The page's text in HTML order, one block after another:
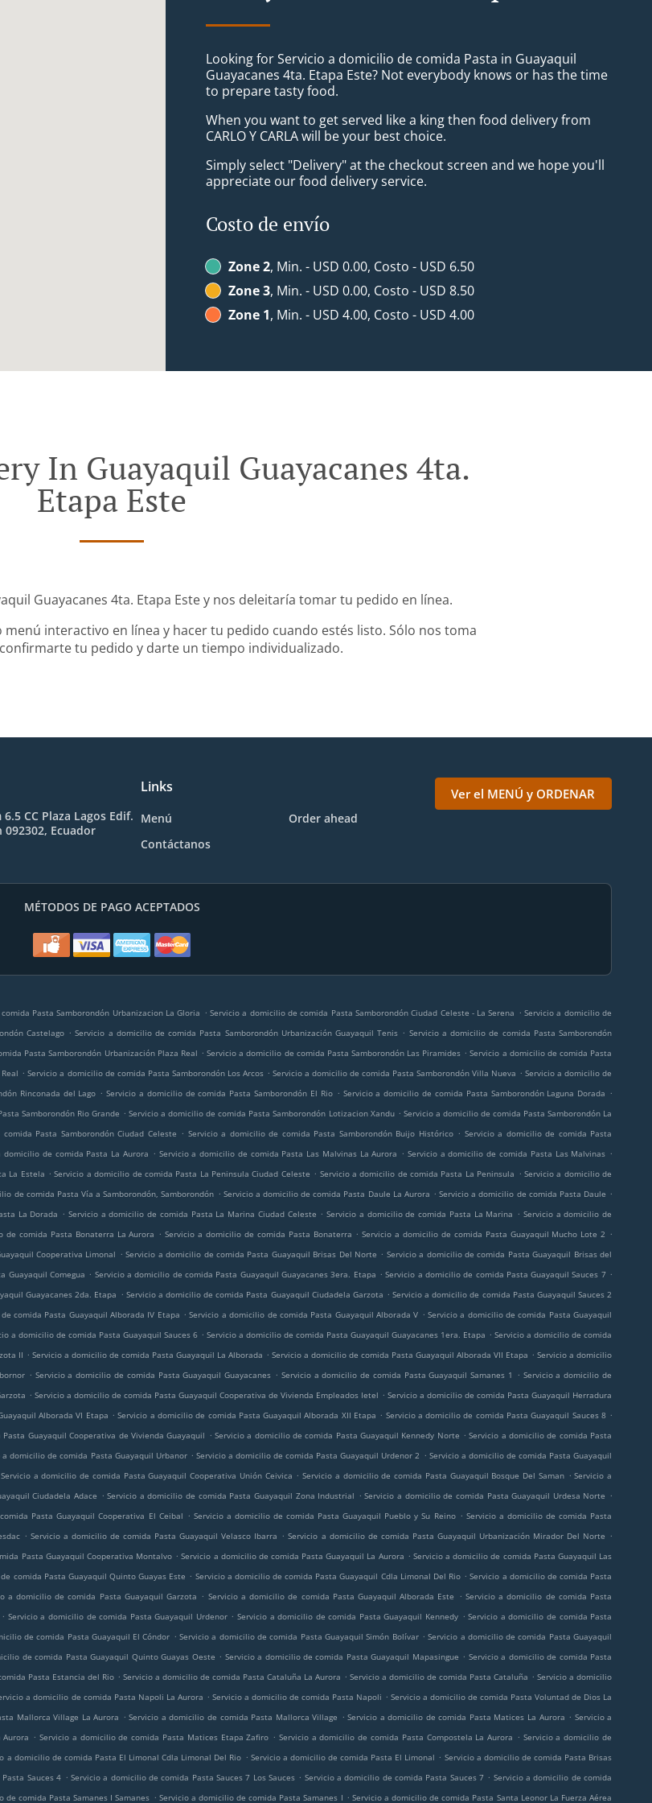
Looking for Servicio a domicilio de comida Pasta in Guayaquil
Guayacanes 4ta. Etapa Este? Not everybody knows or has the time
to prepare tasty food.
When you want to get served like a king then food delivery from
CARLO Y CARLA will be your best choice.
Simply select "Delivery" at the checkout screen and we hope you'll
appreciate our food delivery service.
Costo de envío
Zone 2, Min. - USD 0.00, Costo - USD 6.50
Zone 3, Min. - USD 0.00, Costo - USD 8.50
Zone 1, Min. - USD 4.00, Costo - USD 4.00
In Guayaquil Guayacanes 4ta.
Etapa Este
Guayacanes 4ta. Etapa Este y nos deleitaría tomar tu pedido en línea.
interactivo en línea y hacer tu pedido cuando estés listo. Sólo nos toma
tu pedido y darte un tiempo individualizado.
CC Plaza Lagos Edif.
Ecuador
Links
Menú
Order ahead
Contáctanos
Ver el MENÚ y ORDENAR
MÉTODOS DE PAGO ACEPTADOS
Pasta Samborondón Urbanizacion La Gloria . Servicio a domicilio de comida Pasta Samborondón Ciudad Celeste - La Serena . Servicio a domicilio de
Castelago . Servicio a domicilio de comida Pasta Samborondón Urbanización Guayaquil Tenis . Servicio a domicilio de comida Pasta Samborondón
Pasta Samborondón Urbanización Plaza Real . Servicio a domicilio de comida Pasta Samborondón Las Piramides . Servicio a domicilio de comida Pasta
. Servicio a domicilio de comida Pasta Samborondón Los Arcos . Servicio a domicilio de comida Pasta Samborondón Villa Nueva . Servicio a domicilio de
Rinconada del Lago . Servicio a domicilio de comida Pasta Samborondón El Rio . Servicio a domicilio de comida Pasta Samborondón Laguna Dorada .
Samborondón Rio Grande . Servicio a domicilio de comida Pasta Samborondón Lotizacion Xandu . Servicio a domicilio de comida Pasta Samborondón La
Pasta Samborondón Ciudad Celeste . Servicio a domicilio de comida Pasta Samborondón Buijo Histórico . Servicio a domicilio de comida Pasta
domicilio de comida Pasta La Aurora . Servicio a domicilio de comida Pasta Las Malvinas La Aurora . Servicio a domicilio de comida Pasta Las Malvinas .
La Estela . Servicio a domicilio de comida Pasta La Peninsula Ciudad Celeste . Servicio a domicilio de comida Pasta La Peninsula . Servicio a domicilio de
de comida Pasta Vía a Samborondón, Samborondón . Servicio a domicilio de comida Pasta Daule La Aurora . Servicio a domicilio de comida Pasta Daule .
La Dorada . Servicio a domicilio de comida Pasta La Marina Ciudad Celeste . Servicio a domicilio de comida Pasta La Marina . Servicio a domicilio de
de comida Pasta Bonaterra La Aurora . Servicio a domicilio de comida Pasta Bonaterra . Servicio a domicilio de comida Pasta Guayaquil Mucho Lote 2 .
Cooperativa Limonal . Servicio a domicilio de comida Pasta Guayaquil Brisas Del Norte . Servicio a domicilio de comida Pasta Guayaquil Brisas del
Guayaquil Comegua . Servicio a domicilio de comida Pasta Guayaquil Guayacanes 3era. Etapa . Servicio a domicilio de comida Pasta Guayaquil Sauces 7 .
Guayacanes 2da. Etapa . Servicio a domicilio de comida Pasta Guayaquil Ciudadela Garzota . Servicio a domicilio de comida Pasta Guayaquil Sauces 2
comida Pasta Guayaquil Alborada IV Etapa . Servicio a domicilio de comida Pasta Guayaquil Alborada V . Servicio a domicilio de comida Pasta Guayaquil
a domicilio de comida Pasta Guayaquil Sauces 6 . Servicio a domicilio de comida Pasta Guayaquil Guayacanes 1era. Etapa . Servicio a domicilio de comida
II . Servicio a domicilio de comida Pasta Guayaquil La Alborada . Servicio a domicilio de comida Pasta Guayaquil Alborada VII Etapa . Servicio a domicilio
. Servicio a domicilio de comida Pasta Guayaquil Guayacanes . Servicio a domicilio de comida Pasta Guayaquil Samanes 1 . Servicio a domicilio de
. Servicio a domicilio de comida Pasta Guayaquil Cooperativa de Vivienda Empleados Ietel . Servicio a domicilio de comida Pasta Guayaquil Herradura
Alborada VI Etapa . Servicio a domicilio de comida Pasta Guayaquil Alborada XII Etapa . Servicio a domicilio de comida Pasta Guayaquil Sauces 8 .
Guayaquil Cooperativa de Vivienda Guayaquil . Servicio a domicilio de comida Pasta Guayaquil Kennedy Norte . Servicio a domicilio de comida Pasta
a domicilio de comida Pasta Guayaquil Urbanor . Servicio a domicilio de comida Pasta Guayaquil Urdenor 2 . Servicio a domicilio de comida Pasta Guayaquil
Servicio a domicilio de comida Pasta Guayaquil Cooperativa Unión Ceivica . Servicio a domicilio de comida Pasta Guayaquil Bosque Del Saman . Servicio a
Ciudadela Adace . Servicio a domicilio de comida Pasta Guayaquil Zona Industrial . Servicio a domicilio de comida Pasta Guayaquil Urdesa Norte .
Pasta Guayaquil Cooperativa El Ceibal . Servicio a domicilio de comida Pasta Guayaquil Pueblo y Su Reino . Servicio a domicilio de comida Pasta
. Servicio a domicilio de comida Pasta Guayaquil Velasco Ibarra . Servicio a domicilio de comida Pasta Guayaquil Urbanización Mirador Del Norte .
Pasta Guayaquil Cooperativa Montalvo . Servicio a domicilio de comida Pasta Guayaquil La Aurora . Servicio a domicilio de comida Pasta Guayaquil Las
comida Pasta Guayaquil Quinto Guayas Este . Servicio a domicilio de comida Pasta Guayaquil Cdla Limonal Del Rio . Servicio a domicilio de comida Pasta
a domicilio de comida Pasta Guayaquil Garzota . Servicio a domicilio de comida Pasta Guayaquil Alborada Este . Servicio a domicilio de comida Pasta
. Servicio a domicilio de comida Pasta Guayaquil Urdenor . Servicio a domicilio de comida Pasta Guayaquil Kennedy . Servicio a domicilio de comida Pasta
de comida Pasta Guayaquil El Cóndor . Servicio a domicilio de comida Pasta Guayaquil Simón Bolívar . Servicio a domicilio de comida Pasta Guayaquil
de comida Pasta Guayaquil Quinto Guayas Oeste . Servicio a domicilio de comida Pasta Guayaquil Mapasingue . Servicio a domicilio de comida Pasta
Pasta Estancia del Rio . Servicio a domicilio de comida Pasta Cataluña La Aurora . Servicio a domicilio de comida Pasta Cataluña . Servicio a domicilio
a domicilio de comida Pasta Napoli La Aurora . Servicio a domicilio de comida Pasta Napoli . Servicio a domicilio de comida Pasta Voluntad de Dios La
Mallorca Village La Aurora . Servicio a domicilio de comida Pasta Mallorca Village . Servicio a domicilio de comida Pasta Matices La Aurora . Servicio a
. Servicio a domicilio de comida Pasta Matices Etapa Zafiro . Servicio a domicilio de comida Pasta Compostela La Aurora . Servicio a domicilio de
a domicilio de comida Pasta El Limonal Cdla Limonal Del Rio . Servicio a domicilio de comida Pasta El Limonal . Servicio a domicilio de comida Pasta Brisas
Sauces 4 . Servicio a domicilio de comida Pasta Sauces 7 Los Sauces . Servicio a domicilio de comida Pasta Sauces 7 . Servicio a domicilio de comida
de comida Pasta Samanes I Samanes . Servicio a domicilio de comida Pasta Samanes I . Servicio a domicilio de comida Pasta Santa Leonor La Fuerza Aérea